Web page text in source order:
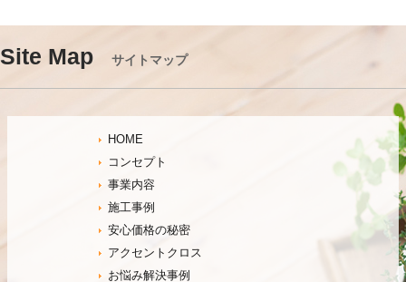
Site Map サイトマップ
HOME
コンセプト
事業内容
施工事例
安心価格の秘密
アクセントクロス
お悩み解決事例